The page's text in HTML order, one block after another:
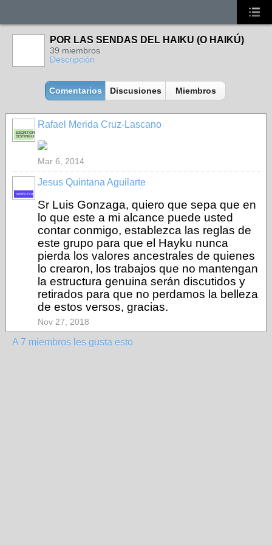
POR LAS SENDAS DEL HAIKU (O HAIKÚ)
39 miembros
Descripción
Comentarios Discusiones Miembros
ESCRITOR
DISTINGUIDO
Rafael Merida Cruz-Lascano
Mar 6, 2014
DIRECTOR
Jesus Quintana Aguilarte
Sr Luis Gonzaga, quiero que sepa que en
lo que este a mi alcance puede usted
contar conmigo, establezca las reglas de
este grupo para que el Hayku nunca
pierda los valores ancestrales de quienes
lo crearon, los trabajos que no mantengan
la estructura genuina serán discutidos y
retirados para que no perdamos la belleza
de estos versos, gracias.
Nov 27, 2018
A 7 miembros les gusta esto